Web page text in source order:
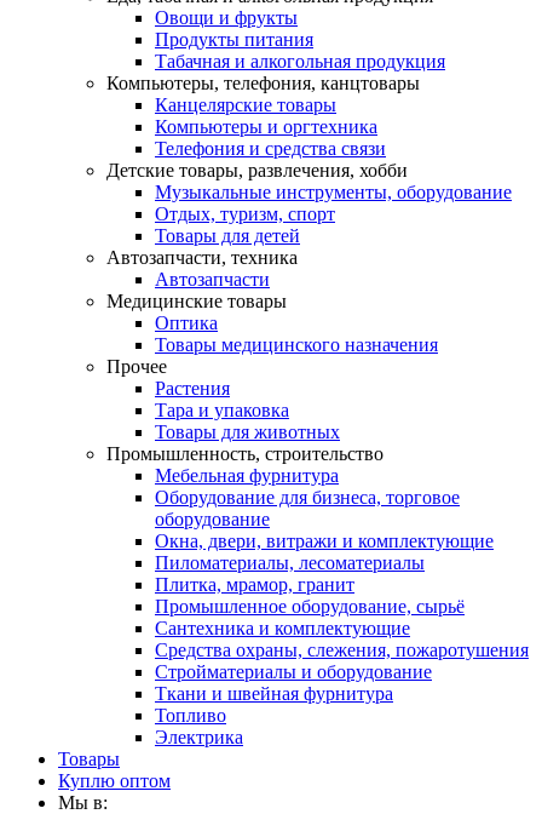
Овощи и фрукты
Продукты питания
Табачная и алкогольная продукция
Компьютеры, телефония, канцтовары
Канцелярские товары
Компьютеры и оргтехника
Телефония и средства связи
Детские товары, развлечения, хобби
Музыкальные инструменты, оборудование
Отдых, туризм, спорт
Товары для детей
Автозапчасти, техника
Автозапчасти
Медицинские товары
Оптика
Товары медицинского назначения
Прочее
Растения
Тара и упаковка
Товары для животных
Промышленность, строительство
Мебельная фурнитура
Оборудование для бизнеса, торговое
оборудование
Окна, двери, витражи и комплектующие
Пиломатериалы, лесоматериалы
Плитка, мрамор, гранит
Промышленное оборудование, сырьё
Сантехника и комплектующие
Средства охраны, слежения, пожаротушения
Стройматериалы и оборудование
Ткани и швейная фурнитура
Топливо
Электрика
Товары
Куплю оптом
Мы в: